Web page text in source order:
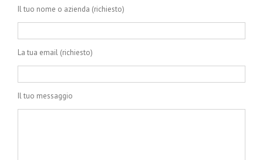
Il tuo nome o azienda (richiesto)
La tua email (richiesto)
Il tuo messaggio